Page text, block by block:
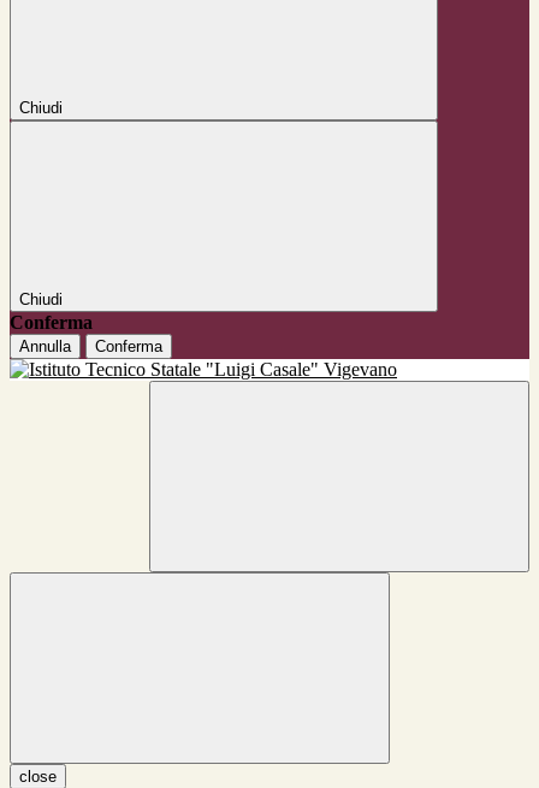
Chiudi
Chiudi
Conferma
Annulla Conferma
close